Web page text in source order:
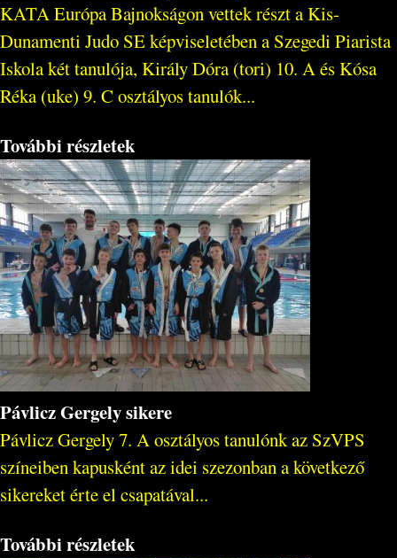
KATA Európa Bajnokságon vettek részt a Kis-
Dunamenti Judo SE képviseletében a Szegedi Piarista
Iskola két tanulója, Király Dóra (tori) 10. A és Kósa
Réka (uke) 9. C osztályos tanulók...
További részletek
Pávlicz Gergely sikere
Pávlicz Gergely 7. A osztályos tanulónk az SzVPS
színeiben kapusként az idei szezonban a következő
sikereket érte el csapatával...
További részletek